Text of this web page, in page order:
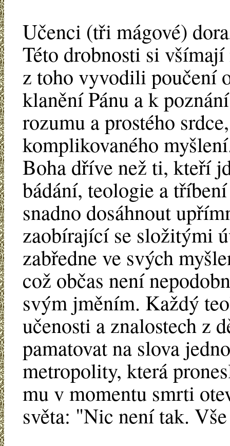
Učenci (tři mágové)
Této drobnosti si
z toho vyvodili poučení
klanění Pánu a k
rozumu a prostého
komplikovaného
Boha dříve než ti, kteří
bádání, teologie a
snadno dosáhnout
zaobírající se složitými
zabředne ve svých
což občas není
svým jměním. Každý
učenosti a znalostech z
pamatovat na slova
metropolity, která
mu v momentu smrti
světa: "Nic není tak.